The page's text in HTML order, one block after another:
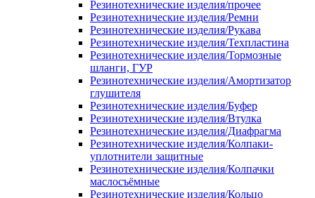
Резинотехнические изделия/прочее
Резинотехнические изделия/Ремни
Резинотехнические изделия/Рукава
Резинотехнические изделия/Техпластина
Резинотехнические изделия/Тормозные
шланги, ГУР
Резинотехнические изделия/Амортизатор
глушителя
Резинотехнические изделия/Буфер
Резинотехнические изделия/Втулка
Резинотехнические изделия/Диафрагма
Резинотехнические изделия/Колпаки-
уплотнители защитные
Резинотехнические изделия/Колпачки
маслосъёмные
Резинотехнические изделия/Кольцо